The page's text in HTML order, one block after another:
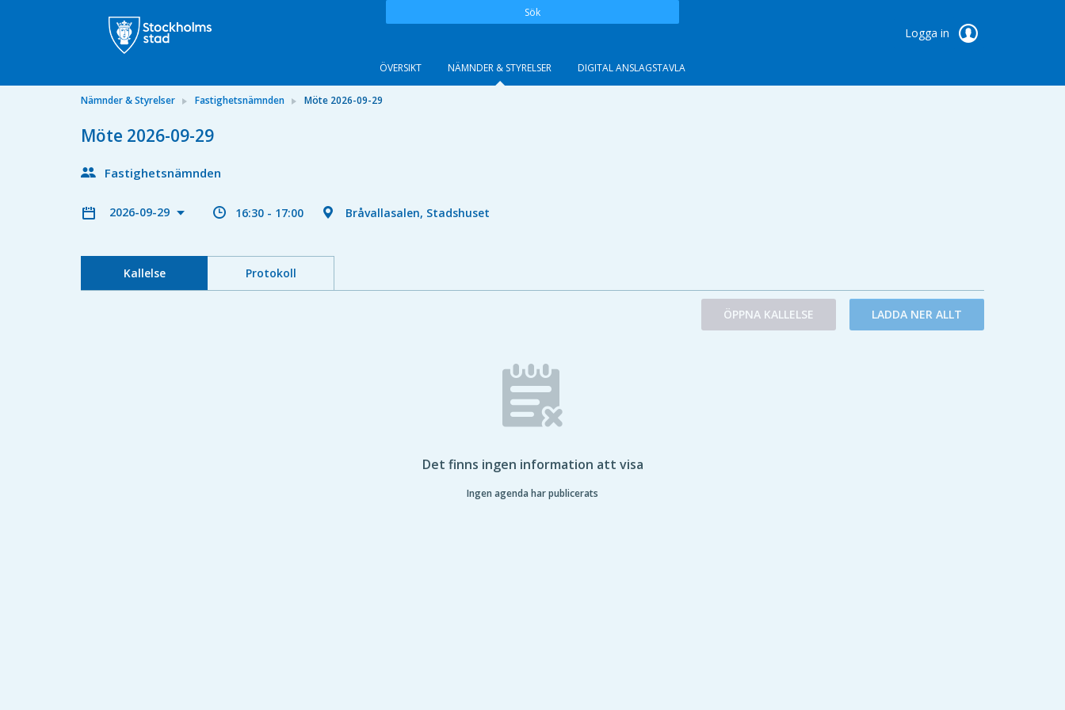
Sök
Logga in
ÖVERSIKT NÄMNDER & STYRELSER DIGITAL ANSLAGSTAVLA
Nämnder & Styrelser Fastighetsnämnden Möte 2026-09-29
Möte 2026-09-29
Fastighetsnämnden
2026-09-29 16:30 - 17:00 Bråvallasalen, Stadshuset
Kallelse Protokoll
ÖPPNA KALLELSE LADDA NER ALLT
Det finns ingen information att visa
Ingen agenda har publicerats